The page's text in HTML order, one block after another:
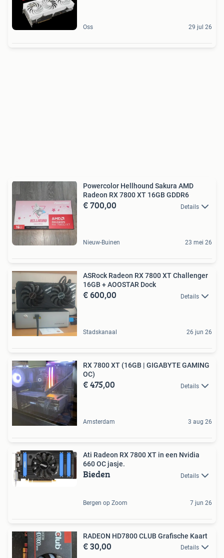
Oss 29 jul 26
Powercolor Hellhound Sakura AMD
Radeon RX 7800 XT 16GB GDDR6
€ 700,00 Details
Nieuw-Buinen 23 mei 26
ASRock Radeon RX 7800 XT Challenger
16GB + AOOSTAR Dock
€ 600,00 Details
Stadskanaal 26 jun 26
RX 7800 XT (16GB | GIGABYTE GAMING
OC)
€ 475,00 Details
Amsterdam 3 aug 26
Ati Radeon RX 7800 XT in een Nvidia
660 OC jasje.
Bieden Details
Bergen op Zoom 7 jun 26
RADEON HD7800 CLUB Grafische Kaart
€ 30,00 Details